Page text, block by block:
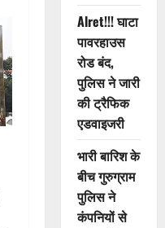
Alret!!! घाटा
पावरहाउस
रोड बंद,
पुलिस ने जारी
की ट्रैफिक
एडवाइजरी
भारी बारिश के
बीच गुरुग्राम
पुलिस ने
कंपनियों से